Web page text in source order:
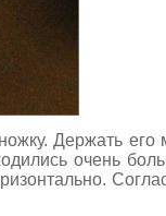
Держать
очень